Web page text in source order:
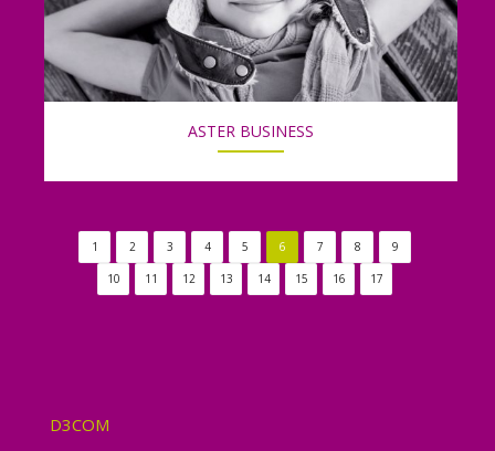
ASTER BUSINESS
1 2 3 4 5 6 7 8 9
10 11 12 13 14 15 16 17
D3COM